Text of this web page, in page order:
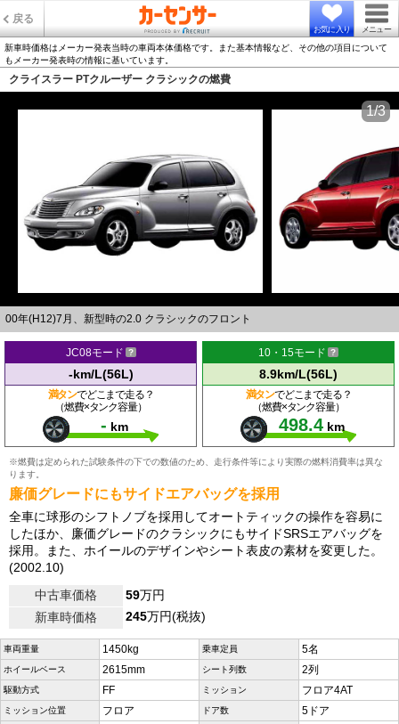
戻る
お気に入り メニュー
新車時価格はメーカー発表当時の車両本体価格です。また基本情報など、その他の項目について
もメーカー発表時の情報に基いています。
クライスラー PTクルーザー クラシックの燃費
00年(H12)7月、新型時の2.0 クラシックのフロント
1/3
JC08モード
-km/L(56L)
満タンでどこまで走る？
（燃費×タンク容量）
- km
10・15モード
8.9km/L(56L)
満タンでどこまで走る？
（燃費×タンク容量）
498.4 km
※燃費は定められた試験条件の下での数値のため、走行条件等により実際の燃料消費率は異な
ります。
廉価グレードにもサイドエアバッグを採用
全車に球形のシフトノブを採用してオートティックの操作を容易に
したほか、廉価グレードのクラシックにもサイドSRSエアバッグを
採用。また、ホイールのデザインやシート表皮の素材を変更した。
(2002.10)
中古車価格
59万円
新車時価格
245万円(税抜)
車両重量 1450kg 乗車定員 5名
ホイールベース 2615mm シート列数 2列
駆動方式 FF ミッション フロア4AT
ミッション位置 フロア ドア数 5ドア